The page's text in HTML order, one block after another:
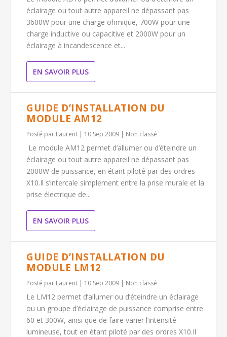
éclairage ou tout autre appareil ne dépassant pas
3600W pour une charge ohmique, 700W pour une
charge inductive ou capacitive et 2000W pour un
éclairage à incandescence et...
EN SAVOIR PLUS
GUIDE D’INSTALLATION DU
MODULE AM12
Posté par Laurent | 10 Sep 2009 | Non classé
Le module AM12 permet d’allumer ou d’éteindre un
éclairage ou tout autre appareil ne dépassant pas
2000W de puissance, en étant piloté par des ordres
X10.Il s’intercale simplement entre la prise murale et la
prise électrique de...
EN SAVOIR PLUS
GUIDE D’INSTALLATION DU
MODULE LM12
Posté par Laurent | 10 Sep 2009 | Non classé
Le LM12 permet d’allumer ou d’éteindre un éclairage
ou un groupe d’éclairage de puissance comprise entre
60 et 300W, ainsi que de faire varier l’intensité
lumineuse, tout en étant piloté par des ordres X10.Il